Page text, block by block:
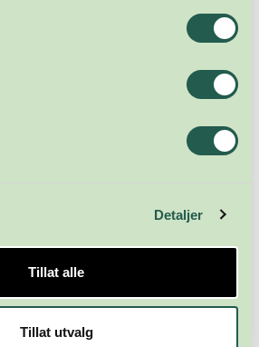
Detaljer
Tillat alle
Tillat utvalg